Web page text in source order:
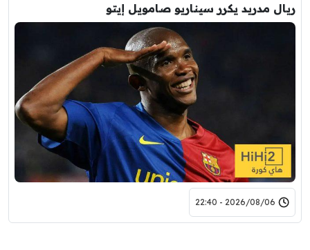
ريال مدريد يكرر سيناريو صامويل إيتو
2026/08/06 - 22:40